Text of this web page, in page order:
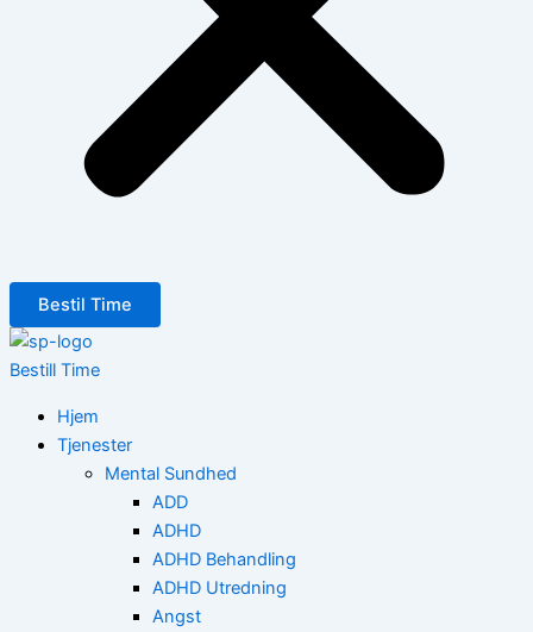
Bestil Time
Bestill Time
Hjem
Tjenester
Mental Sundhed
ADD
ADHD
ADHD Behandling
ADHD Utredning
Angst